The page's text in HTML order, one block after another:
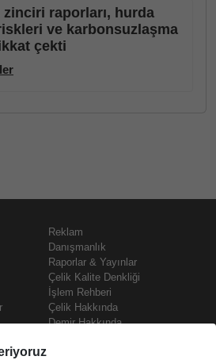
raporları, hurda
ve karbonsuzlaşma
çekti
Reklam
Danışmanlık
Raporlar & Yayınlar
Çelik Kalite Denkliği
İşlem Rehberi
Çelik Hakkında
Demir Hakkında